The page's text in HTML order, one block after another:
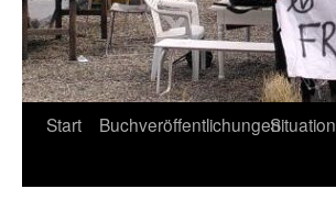
Start BuchveröffentlichungenSituation